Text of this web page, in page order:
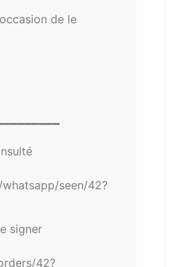
de le
seen/42?
signer
42?